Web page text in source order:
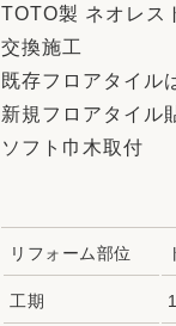
中古物件探しか
TOTO製 ネオレス
交換施工
既存フロアタイル
新規フロアタイル
ソフト巾木取付
リフォーム部位
工期